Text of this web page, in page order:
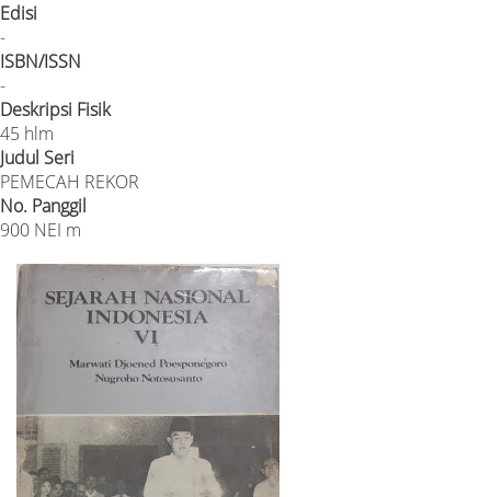
Edisi
-
ISBN/ISSN
-
Deskripsi Fisik
45 hlm
Judul Seri
PEMECAH REKOR
No. Panggil
900 NEI m